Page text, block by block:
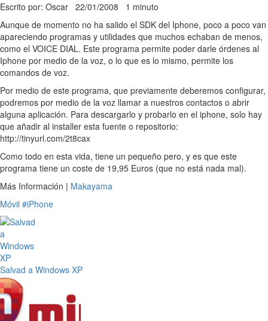
Escrito por: Oscar 22/01/2008 1 minuto
Aunque de momento no ha salido el SDK del Iphone, poco a poco van
apareciendo programas y utilidades que muchos echaban de menos,
como el VOICE DIAL. Este programa permite poder darle órdenes al
Iphone por medio de la voz, o lo que es lo mismo, permite los
comandos de voz.
Por medio de este programa, que previamente deberemos configurar,
podremos por medio de la voz llamar a nuestros contactos o abrir
alguna aplicación. Para descargarlo y probarlo en el iphone, solo hay
que añadir al installer esta fuente o repositorio:
http://tinyurl.com/2t8cax
Como todo en esta vida, tiene un pequeño pero, y es que este
programa tiene un coste de 19,95 Euros (que no está nada mal).
Más Información | Makayama
Móvil #iPhone
Salvad a Windows XP